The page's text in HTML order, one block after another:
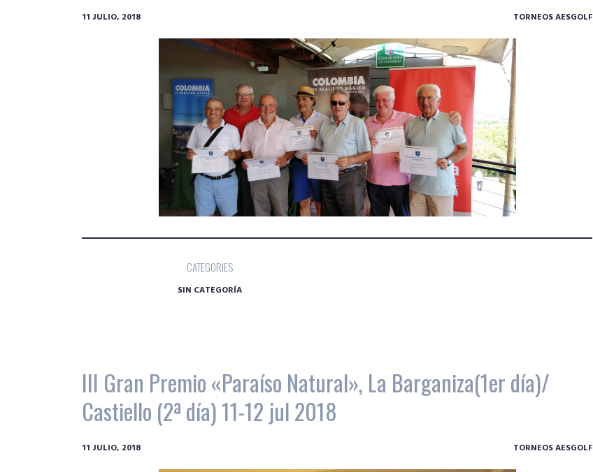
11 JULIO, 2018 TORNEOS AESGOLF
CATEGORIES
SIN CATEGORÍA
III Gran Premio «Paraíso Natural», La Barganiza(1er día)/
Castiello (2ª día) 11-12 jul 2018
11 JULIO, 2018 TORNEOS AESGOLF